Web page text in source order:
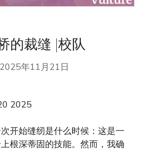
的裁缝 |校队
2025年11月21日
2025
开始缝纫是什么时候：这是一
根深蒂固的技能。然而，我确